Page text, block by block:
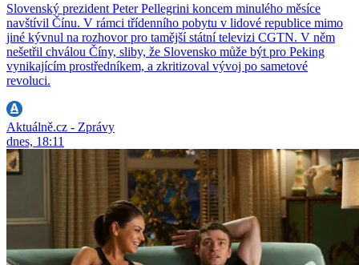
Slovenský prezident Peter Pellegrini koncem minulého měsíce
navštívil Čínu. V rámci třídenního pobytu v lidové republice mimo
jiné kývnul na rozhovor pro tamější státní televizi CGTN. V něm
nešetřil chválou Číny, sliby, že Slovensko může být pro Peking
vynikajícím prostředníkem, a zkritizoval vývoj po sametové
revoluci.
Aktuálně.cz - Zprávy
dnes, 18:11